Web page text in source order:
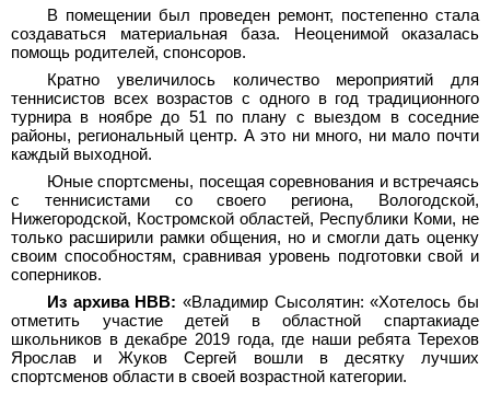
В помещении был проведен ремонт, постепенно стала
создаваться материальная база. Неоценимой оказалась
помощь родителей, спонсоров.
Кратно увеличилось количество мероприятий для
теннисистов всех возрастов с одного в год традиционного
турнира в ноябре до 51 по плану с выездом в соседние
районы, региональный центр. А это ни много, ни мало почти
каждый выходной.
Юные спортсмены, посещая соревнования и встречаясь
с теннисистами со своего региона, Вологодской,
Нижегородской, Костромской областей, Республики Коми, не
только расширили рамки общения, но и смогли дать оценку
своим способностям, сравнивая уровень подготовки свой и
соперников.
Из архива НВВ: «Владимир Сысолятин: «Хотелось бы
отметить участие детей в областной спартакиаде
школьников в декабре 2019 года, где наши ребята Терехов
Ярослав и Жуков Сергей вошли в десятку лучших
спортсменов области в своей возрастной категории.